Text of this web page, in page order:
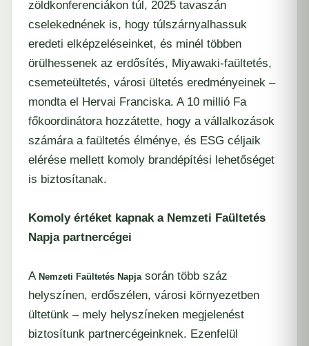
zöldkonferenciákon túl, 2025 tavaszán
cselekednének is, hogy túlszárnyalhassuk
eredeti elképzeléseinket, és minél többen
örülhessenek az erdősítés, Miyawaki-faültetés,
csemeteültetés, városi ültetés eredményeinek –
mondta el Hervai Franciska. A 10 millió Fa
főkoordinátora hozzátette, hogy a vállalkozások
számára a faültetés élménye, és ESG céljaik
elérése mellett komoly brandépítési lehetőséget
is biztosítanak.
Komoly értéket kapnak a Nemzeti Faültetés
Napja partnercégei
A Nemzeti Faültetés Napjasorán több száz
helyszínen, erdőszélen, városi környezetben
ültetünk – mely helyszíneken megjelenést
biztosítunk partnercégeinknek. Ezenfelül